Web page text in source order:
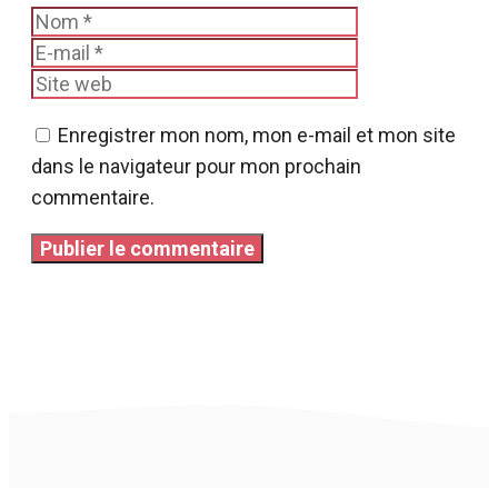
Nom
Enregistrer mon nom, mon e-mail et mon site
dans le navigateur pour mon prochain
commentaire.